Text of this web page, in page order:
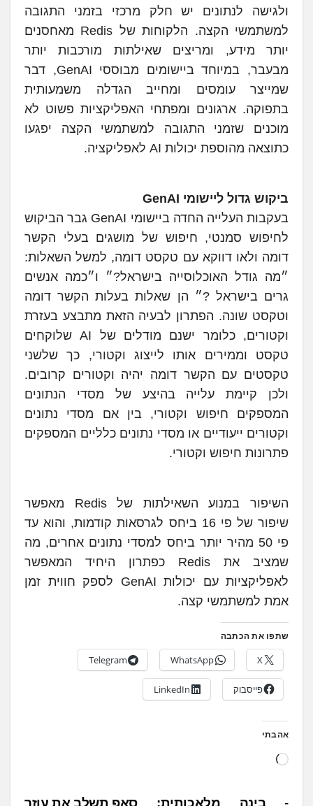
ולגישה לנתונים יש חלק מרכזי בזמני התגובה
למשתמשי הקצה. הלקוחות של Redis מאחסנים
יותר מידע, ומריצים שאילתות מורכבות יותר
מבעבר, במיוחד ביישומים מבוססי GenAI, דבר
שמייצר עומסים ומחייב הגדלה משמעותית
בתפוקה. ארגונים ומפתחי האפליקציות פשוט לא
מוכנים שזמני התגובה למשתמשי הקצה יפגעו
כתוצאה מהוספת יכולות AI לאפליקציה.
ביקוש גדול ליישומי GenAI
בעקבות העלייה החדה ביישומי GenAI גבר הביקוש
לחיפוש סמנטי, חיפוש של מושגים בעלי הקשר
דומה ולאו דווקא עם טקסט דומה, למשל השאלות:
״מה גודל האוכלוסייה בישראל?״ ו״כמה אנשים
גרים בישראל ?״ הן שאלות בעלות הקשר דומה
וטקסט שונה. הפתרון לבעיה הזאת מתבצע בעזרת
וקטורים, כלומר ישנם מודלים של AI שלוקחים
טקסט וממירים אותו לייצוג וקטורי, כך שלשני
טקסטים עם הקשר דומה יהיה וקטורים קרובים.
ולכן קיימת עלייה בהיצע של מסדי הנתונים
המספקים חיפוש וקטורי, בין אם מסדי נתונים
וקטורים ייעודיים או מסדי נתונים כלליים המספקים
פתרונות חיפוש וקטורי.
השיפור במנוע השאילתות של Redis מאפשר
שיפור של פי 16 ביחס לגרסאות קודמות, והוא עד
פי 50 מהיר יותר ביחס למסדי נתונים אחרים, מה
שמציב את Redis כפתרון היחיד המאפשר
לאפליקציות עם יכולות GenAI לספק חווית זמן
אמת למשתמשי קצה.
שתפו את הכתבה
X
WhatsApp
Telegram
פייסבוק LinkedIn
אהבתי
ט